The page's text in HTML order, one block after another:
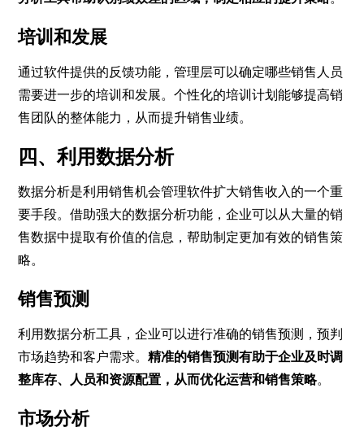
培训和发展
通过软件提供的反馈功能，管理层可以确定哪些销售人员
需要进一步的培训和发展。个性化的培训计划能够提高销
售团队的整体能力，从而提升销售业绩。
四、利用数据分析
数据分析是利用销售机会管理软件扩大销售收入的一个重
要手段。借助强大的数据分析功能，企业可以从大量的销
售数据中提取有价值的信息，帮助制定更加有效的销售策
略。
销售预测
利用数据分析工具，企业可以进行准确的销售预测，预判
市场趋势和客户需求。精准的销售预测有助于企业及时调
整库存、人员和资源配置，从而优化运营和销售策略。
市场分析